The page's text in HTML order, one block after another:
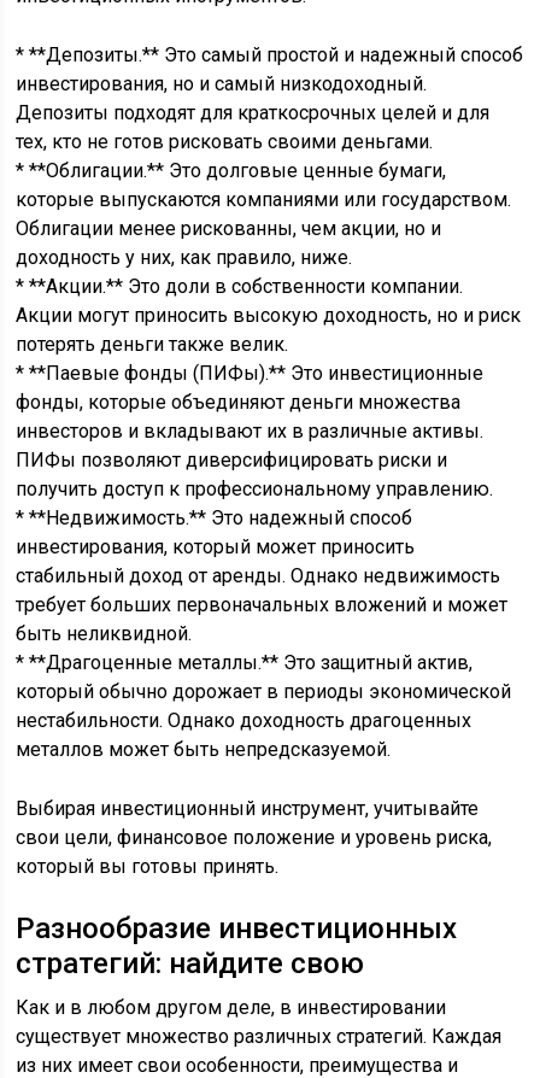
* **Депозиты.** Это самый простой и надежный способ
инвестирования, но и самый низкодоходный.
Депозиты подходят для краткосрочных целей и для
тех, кто не готов рисковать своими деньгами.
* **Облигации.** Это долговые ценные бумаги,
которые выпускаются компаниями или государством.
Облигации менее рискованны, чем акции, но и
доходность у них, как правило, ниже.
* **Акции.** Это доли в собственности компании.
Акции могут приносить высокую доходность, но и риск
потерять деньги также велик.
* **Паевые фонды (ПИФы).** Это инвестиционные
фонды, которые объединяют деньги множества
инвесторов и вкладывают их в различные активы.
ПИФы позволяют диверсифицировать риски и
получить доступ к профессиональному управлению.
* **Недвижимость.** Это надежный способ
инвестирования, который может приносить
стабильный доход от аренды. Однако недвижимость
требует больших первоначальных вложений и может
быть неликвидной.
* **Драгоценные металлы.** Это защитный актив,
который обычно дорожает в периоды экономической
нестабильности. Однако доходность драгоценных
металлов может быть непредсказуемой.
Выбирая инвестиционный инструмент, учитывайте
свои цели, финансовое положение и уровень риска,
который вы готовы принять.
Разнообразие инвестиционных
стратегий: найдите свою
Как и в любом другом деле, в инвестировании
существует множество различных стратегий. Каждая
из них имеет свои особенности, преимущества и